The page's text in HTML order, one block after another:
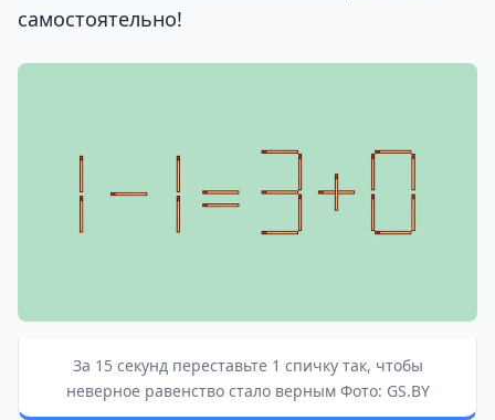
самостоятельно!
За 15 секунд переставьте 1 спичку так, чтобы
неверное равенство стало верным Фото: GS.BY